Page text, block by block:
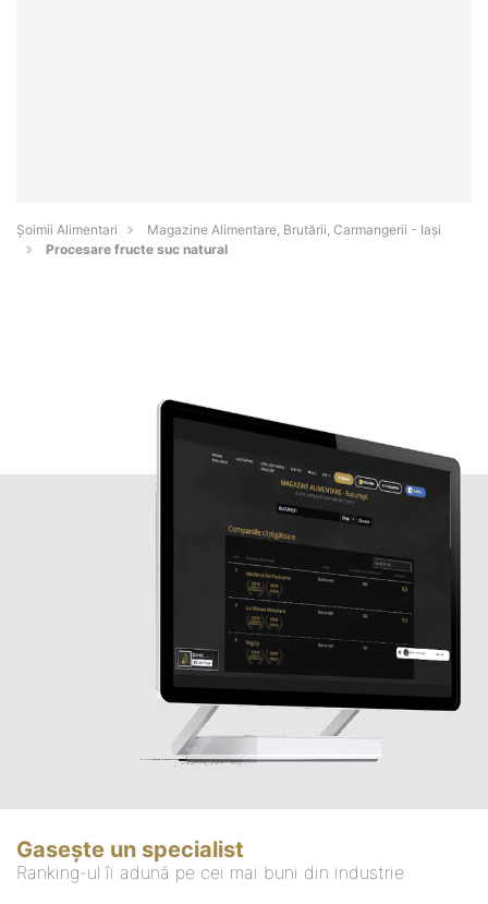
Şoimii Alimentari
Magazine Alimentare, Brutării, Carmangerii - Iaşi
Procesare fructe suc natural
Gasește un specialist
Ranking-ul îi adună pe cei mai buni din industrie